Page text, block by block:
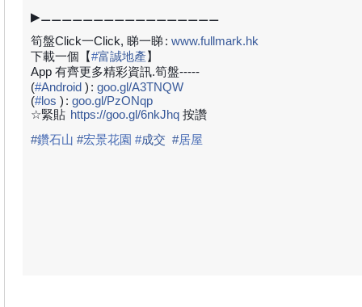
▶⚊⚊⚊⚊⚊⚊⚊⚊⚊⚊⚊⚊⚊⚊⚊⚊⚊
筍盤Click一Click, 睇一睇: www.fullmark.hk
下載一個【#富誠地產】
App 有齊更多精彩資訊.筍盤-----
(#Android ) : goo.gl/A3TNQW
(#los ) : goo.gl/PzONqp
☆緊貼 https://goo.gl/6nkJhq 按讚
#鑽石山 #宏景花園 #成交 #居屋